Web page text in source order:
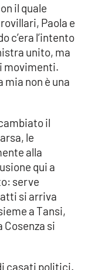
il quale
Paola e
c’era l’intento
unito, ma
movimenti.
mia non è una
il
le
alla
qui a
serve
si arriva
a Tansi,
si
casati politici.